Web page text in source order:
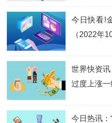
今日快看!
（2022年
世界快资
过度上涨
今日热讯：